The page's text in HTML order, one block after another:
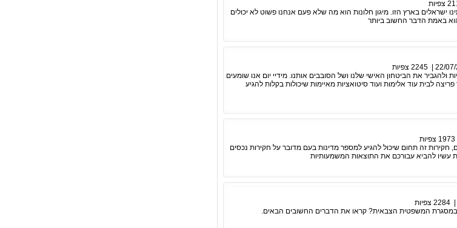
צפיות
ישראלים בארץ הזו. מיגון חלונות הוא מה שלא פעם אנחנו פשוט לא יכולים
הוא באמת הדבר החשוב ביותר
22/07/
2245 צפיות
את הביטחון האישי שלנו ושל הסובבים אותנו. מידיי יום אנו שומעים
לבית עוד אלימות ועוד סיטואציות מאיימות שיכולות בקלות להגיע
1973 צפיות
חקירות זה תחום שיכול להגיע למספר מדינות בעם מדובר על חקירות נכסים
עשיו להביא עבורכם את התוצאות המשמעותיות
2284 צפיות
במסגרת המשפטית הצבאית? קראו את הדברים החשובים הבאים.